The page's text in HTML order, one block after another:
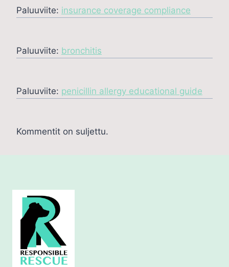
Paluuviite: insurance coverage compliance
Paluuviite: bronchitis
Paluuviite: penicillin allergy educational guide
Kommentit on suljettu.